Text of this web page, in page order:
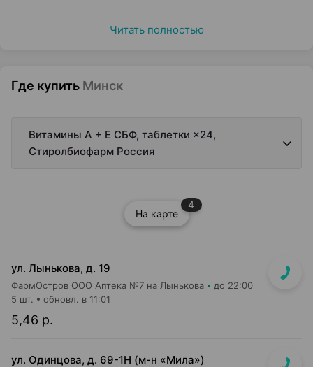
Читать полностью
Где купить Минск
Витамины А + Е СБФ, таблетки ×24,
Стиролбиофарм Россия
На карте
4
ул. Лынькова, д. 19
ФармОстров ООО Аптека №7 на Лынькова до 22:00
5,46 р.
5 шт. обновл. в 11:01
ул. Одинцова, д. 69-1Н (м-н «Мила»)